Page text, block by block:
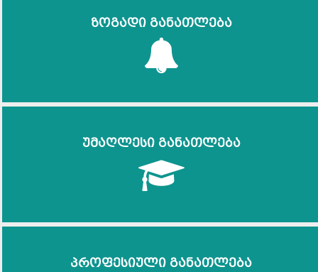
ზოგადი განათლება
უმაღლესი განათლება
პროფესიული განათლება